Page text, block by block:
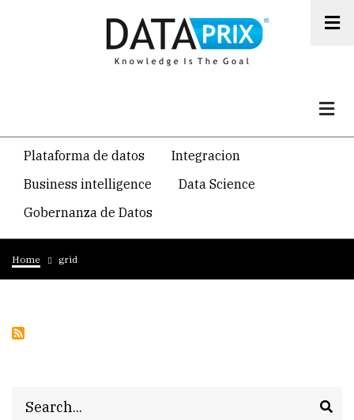
Navegacion
temática
principal
Plataforma de datos
Integracion
Business intelligence
Data Science
Gobernanza de Datos
Breadcrumb
Home grid